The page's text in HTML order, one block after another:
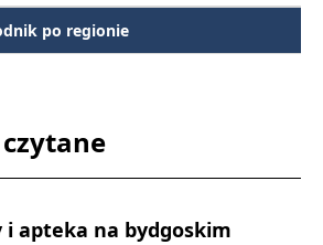
po regionie
i apteka na bydgoskim